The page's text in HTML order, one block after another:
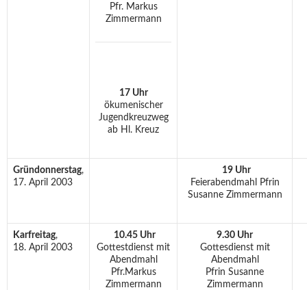
Pfr. Markus
Zimmermann
17 Uhr
ökumenischer
Jugendkreuzweg
ab Hl. Kreuz
Gründonnerstag,
17. April 2003
19 Uhr
Feierabendmahl Pfrin
Susanne Zimmermann
Karfreitag,
18. April 2003
10.45 Uhr
Gottestdienst mit
Abendmahl
Pfr.Markus
Zimmermann
9.30 Uhr
Gottesdienst mit
Abendmahl
Pfrin Susanne
Zimmermann